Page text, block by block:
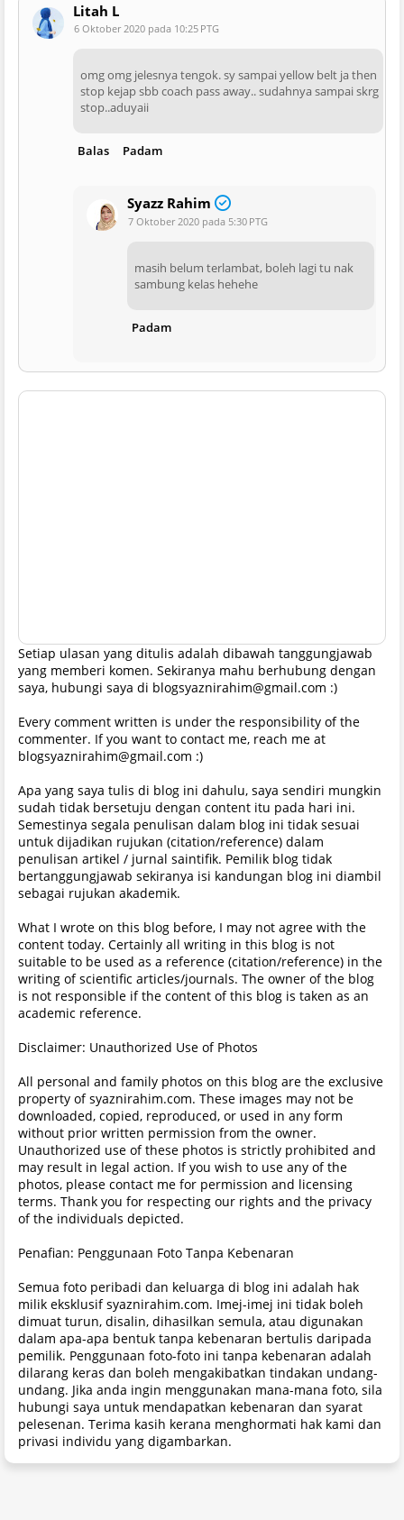
Litah L
6 Oktober 2020 pada 10:25 PTG
omg omg jelesnya tengok. sy sampai yellow belt ja then
stop kejap sbb coach pass away.. sudahnya sampai skrg
stop..aduyaii
Balas Padam
Syazz Rahim
7 Oktober 2020 pada 5:30 PTG
masih belum terlambat, boleh lagi tu nak
sambung kelas hehehe
Padam
Setiap ulasan yang ditulis adalah dibawah tanggungjawab
yang memberi komen. Sekiranya mahu berhubung dengan
saya, hubungi saya di blogsyaznirahim@gmail.com :)
Every comment written is under the responsibility of the
commenter. If you want to contact me, reach me at
blogsyaznirahim@gmail.com :)
Apa yang saya tulis di blog ini dahulu, saya sendiri mungkin
sudah tidak bersetuju dengan content itu pada hari ini.
Semestinya segala penulisan dalam blog ini tidak sesuai
untuk dijadikan rujukan (citation/reference) dalam
penulisan artikel / jurnal saintifik. Pemilik blog tidak
bertanggungjawab sekiranya isi kandungan blog ini diambil
sebagai rujukan akademik.
What I wrote on this blog before, I may not agree with the
content today. Certainly all writing in this blog is not
suitable to be used as a reference (citation/reference) in the
writing of scientific articles/journals. The owner of the blog
is not responsible if the content of this blog is taken as an
academic reference.
Disclaimer: Unauthorized Use of Photos
All personal and family photos on this blog are the exclusive
property of syaznirahim.com. These images may not be
downloaded, copied, reproduced, or used in any form
without prior written permission from the owner.
Unauthorized use of these photos is strictly prohibited and
may result in legal action. If you wish to use any of the
photos, please contact me for permission and licensing
terms. Thank you for respecting our rights and the privacy
of the individuals depicted.
Penafian: Penggunaan Foto Tanpa Kebenaran
Semua foto peribadi dan keluarga di blog ini adalah hak
milik eksklusif syaznirahim.com. Imej-imej ini tidak boleh
dimuat turun, disalin, dihasilkan semula, atau digunakan
dalam apa-apa bentuk tanpa kebenaran bertulis daripada
pemilik. Penggunaan foto-foto ini tanpa kebenaran adalah
dilarang keras dan boleh mengakibatkan tindakan undang-
undang. Jika anda ingin menggunakan mana-mana foto, sila
hubungi saya untuk mendapatkan kebenaran dan syarat
pelesenan. Terima kasih kerana menghormati hak kami dan
privasi individu yang digambarkan.